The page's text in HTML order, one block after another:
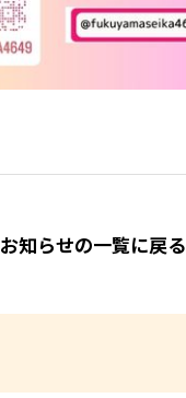
お知らせの一覧に戻る